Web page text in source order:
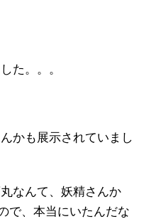
た。。。
かも展示されていまし
なんて、妖精さんか
で、本当にいたんだな